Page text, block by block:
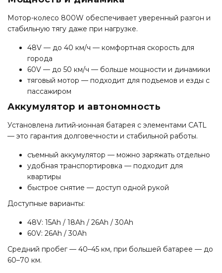
Мотор-колесо 800W обеспечивает уверенный разгон и
стабильную тягу даже при нагрузке.
48V — до 40 км/ч — комфортная скорость для
города
60V — до 50 км/ч — больше мощности и динамики
тяговый мотор — подходит для подъемов и езды с
пассажиром
Аккумулятор и автономность
Установлена литий-ионная батарея с элементами CATL
— это гарантия долговечности и стабильной работы.
съемный аккумулятор — можно заряжать отдельно
удобная транспортировка — подходит для
квартиры
быстрое снятие — доступ одной рукой
Доступные варианты:
48V: 15Ah / 18Ah / 26Ah / 30Ah
60V: 26Ah / 30Ah
Средний пробег — 40–45 км, при большей батарее — до
60–70 км.